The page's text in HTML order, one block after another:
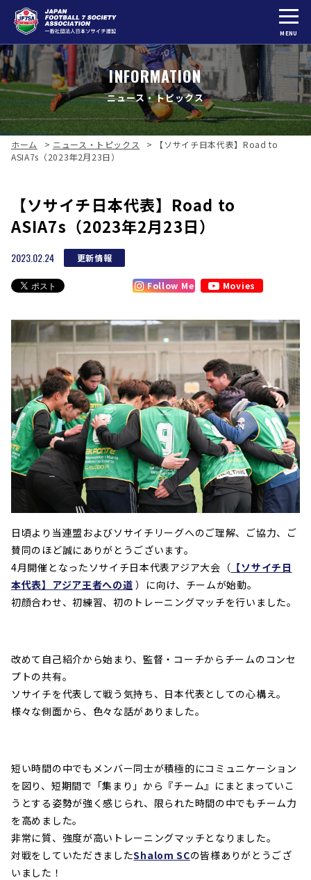
MENU
INFORMATION
ニュース・トピックス
ホーム > ニュース・トピックス >
【ソサイチ日本代表】Road to
ASIA7s（2023年2月23日）
【ソサイチ日本代表】Road to
ASIA7s（2023年2月23日）
2023.02.24 更新情報
Follow Me Movies
日頃より当連盟およびソサイチリーグへのご理解、ご協力、ご
賛同のほど誠にありがとうございます。
4月開催となったソサイチ日本代表アジア大会（ 【ソサイチ日
本代表】アジア王者への道 ）に向け、チームが始動。
初顔合わせ、初練習、初のトレーニングマッチを行いました。
改めて自己紹介から始まり、監督・コーチからチームのコンセ
プトの共有。
ソサイチを代表して戦う気持ち、日本代表としての心構え。
様々な側面から、色々な話がありました。
短い時間の中でもメンバー同士が積極的にコミュニケーション
を図り、短期間で「集まり」から『チーム』にまとまっていこ
うとする姿勢が強く感じられ、限られた時間の中でもチーム力
を高めました。
非常に質、強度が高いトレーニングマッチとなりました。
対戦をしていただきましたShalom SCの皆様ありがとうござ
いました！